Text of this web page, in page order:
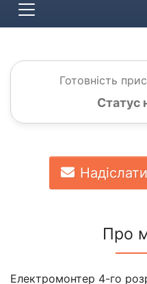
Готовність
Статус
Про
Електромонтер 4-го